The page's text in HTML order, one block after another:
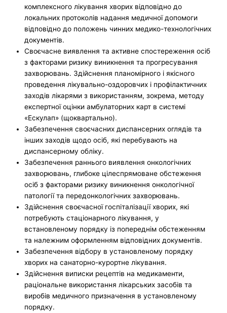
комплексного лікування хворих відповідно до
локальних протоколів надання медичної допомоги
відповідно до положень чинних медико-технологічних
документів.
Своєчасне виявлення та активне спостереження осіб
з факторами ризику виникнення та прогресування
захворювань. Здійснення планомірного і якісного
проведення лікувально-оздоровчих і профілактичних
заходів лікарями з використанням, зокрема, методу
експертної оцінки амбулаторних карт в системі
«Ескулап» (щоквартально).
Забезпечення своєчасних диспансерних оглядів та
інших заходів щодо осіб, які перебувають на
диспансерному обліку.
Забезпечення раннього виявлення онкологічних
захворювань, глибоке цілеспрямоване обстеження
осіб з факторами ризику виникнення онкологічної
патології та передонкологічних захворювань.
Здійснення своєчасної госпіталізації хворих, які
потребують стаціонарного лікування, у
встановленому порядку із попереднім обстеженням
та належним оформленням відповідних документів.
Забезпечення відбору в установленому порядку
хворих на санаторно-курортне лікування.
Здійснення виписки рецептів на медикаменти,
раціональне використання лікарських засобів та
виробів медичного призначення в установленому
порядку.